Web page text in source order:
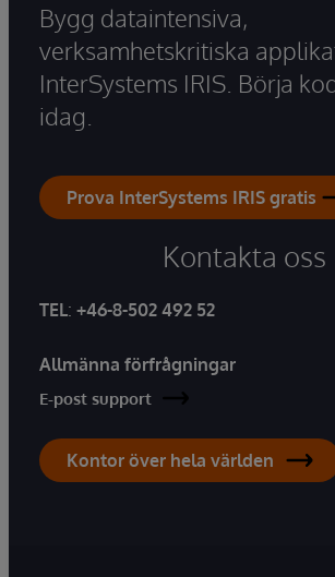
Bygg dataintensiva,
verksamhetskritiska
InterSystems IRIS. Börja
idag.
Prova InterSystems IRIS gratis
Kontakta oss
TEL: +46-8-502 492 52
Allmänna förfrågningar
E-post support
Kontor över hela världen